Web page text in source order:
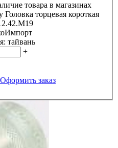
товара в магазинах
Головка торцевая короткая
тайвань
+
Оформить заказ